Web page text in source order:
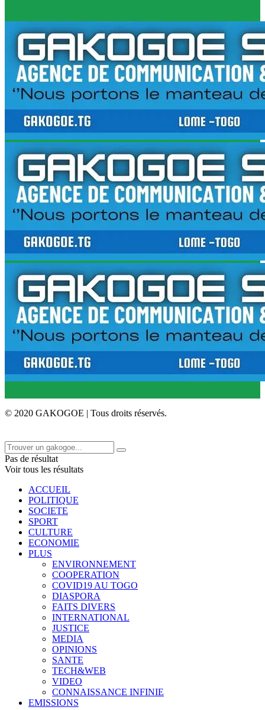
© 2020 GAKOGOE | Tous droits réservés.
Pas de résultat
Voir tous les résultats
ACCUEIL
POLITIQUE
SOCIETE
SPORT
CULTURE
ECONOMIE
PLUS
ENVIRONNEMENT
COOPERATION
COVID19 AU TOGO
DIASPORA
FAITS DIVERS
INTERNATIONAL
JUSTICE
MEDIA
OPINIONS
SANTE
TECH&WEB
VIDEO
CONNAISSANCE INFINIE
EMISSIONS